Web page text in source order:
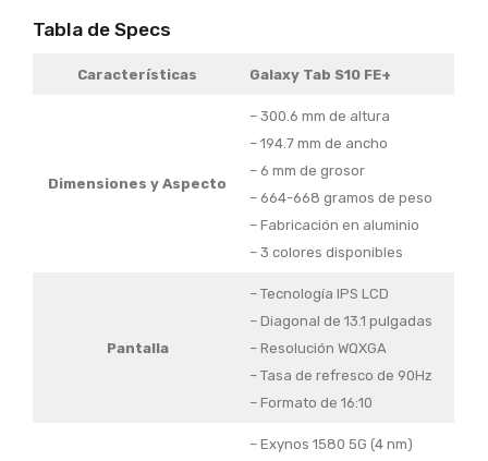
Tabla de Specs
Características Galaxy Tab S10 FE+
Dimensiones y Aspecto
– 300.6 mm de altura
– 194.7 mm de ancho
– 6 mm de grosor
– 664-668 gramos de peso
– Fabricación en aluminio
– 3 colores disponibles
Pantalla
– Tecnología IPS LCD
– Diagonal de 13.1 pulgadas
– Resolución WQXGA
– Tasa de refresco de 90Hz
– Formato de 16:10
– Exynos 1580 5G (4 nm)